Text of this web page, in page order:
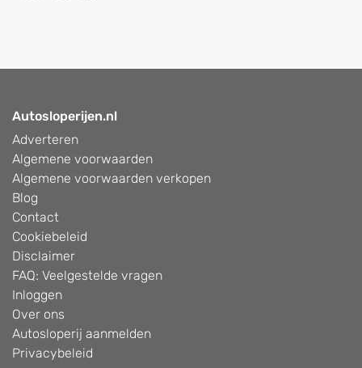
Autosloperijen.nl
Adverteren
Algemene voorwaarden
Algemene voorwaarden verkopen
Blog
Contact
Cookiebeleid
Disclaimer
FAQ: Veelgestelde vragen
Inloggen
Over ons
Autosloperij aanmelden
Privacybeleid